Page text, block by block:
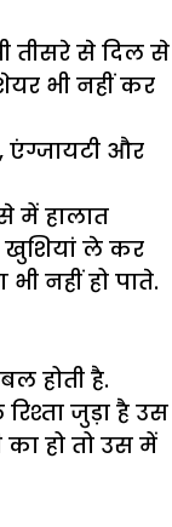
तीसरे से दिल से
भी नहीं कर
एंग्जायटी और
में हालात
खुशियां ले कर
नहीं हो पाते.
होती है.
जुड़ा है उस
हो तो उस में